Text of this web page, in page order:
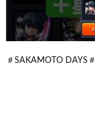
＃SAKAMOTO DAYS